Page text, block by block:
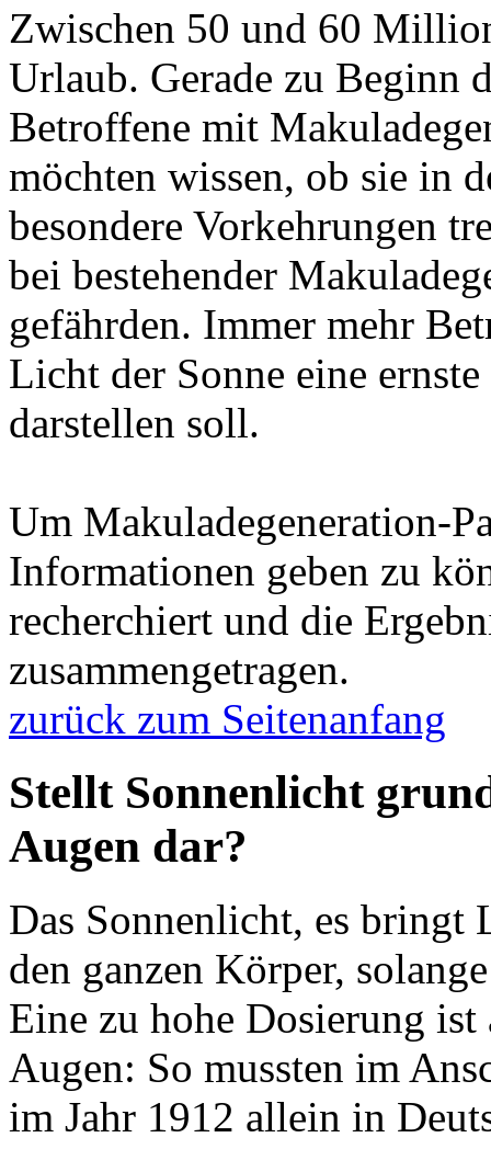
Zwischen 50 und 60
Urlaub. Gerade zu Beginn
Betroffene mit
möchten wissen, ob sie in
besondere Vorkehrungen
bei bestehender
gefährden. Immer mehr
Licht der Sonne eine
darstellen soll.
Um Makuladegeneration-
Informationen geben zu
recherchiert und die
zusammengetragen.
zurück zum Seitenanfang
Stellt Sonnenlicht
Augen dar?
Das Sonnenlicht, es
den ganzen Körper,
Eine zu hohe Dosierung
Augen: So mussten im
im Jahr 1912 allein in